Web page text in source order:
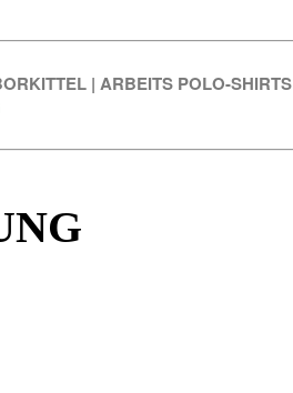
| ARBEITS POLO-SHIRTS